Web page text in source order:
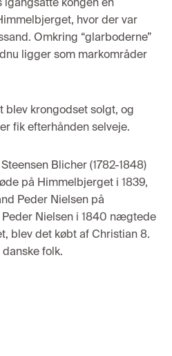
hvor der var
Omkring “glarboderne”
ligger som markområder
blev krongodset solgt, og
fik efterhånden selveje.
Blicher (1782-1848)
på Himmelbjerget i 1839,
Peder Nielsen på
Nielsen i 1840 nægtede
blev det købt af Christian 8.
folk.